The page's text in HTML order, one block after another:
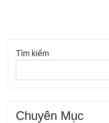
Tìm kiếm
Chuyên Mục